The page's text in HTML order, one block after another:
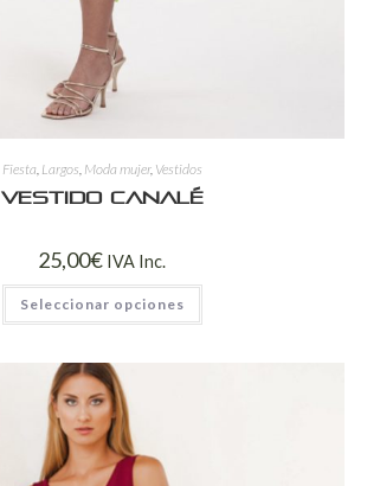
Fiesta Largos Moda mujer, Vestidos
Vestido canalé
25,00€ IVA Inc.
Seleccionar opciones